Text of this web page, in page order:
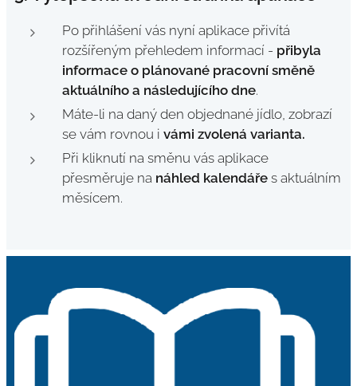
Po přihlášení vás nyní aplikace přivítá
rozšířeným přehledem informací - přibyla
informace o plánované pracovní směně
aktuálního a následujícího dne.
Máte-li na daný den objednané jídlo, zobrazí
se vám rovnou i vámi zvolená varianta.
Při kliknutí na směnu vás aplikace
přesměruje na náhled kalendáře s aktuálním
měsícem.